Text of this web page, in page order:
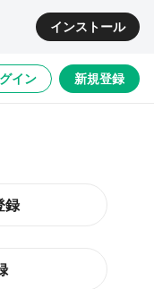
インストール
イン 新規登録
録